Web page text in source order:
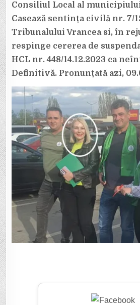
Consiliul Local al
Casează sentința civilă nr. 7/
Tribunalului Vrancea si, în
respinge cererea de
HCL nr. 448/14.12.2023 ca
Definitivă. Pronunțată azi,